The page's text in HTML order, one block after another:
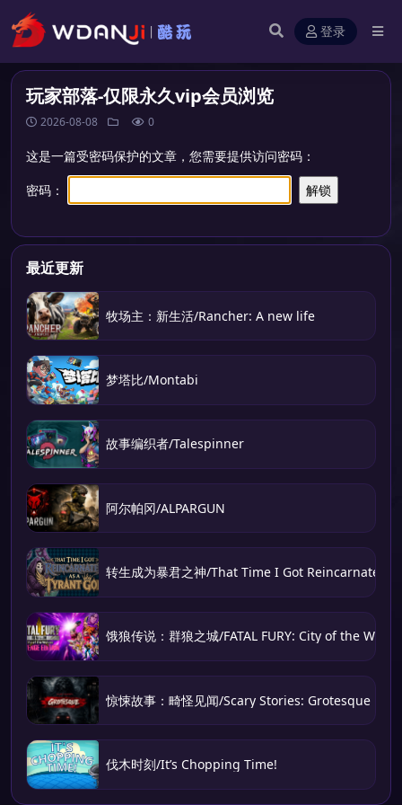
登录
玩家部落-仅限永久vip会员浏览
2026-08-08 0
这是一篇受密码保护的文章，您需要提供访问密码：
密码：
最近更新
牧场主：新生活/Rancher: A new life
梦塔比/Montabi
故事编织者/Talespinner
阿尔帕冈/ALPARGUN
转生成为暴君之神/That Time I Got Reincarnated
饿狼传说：群狼之城/FATAL FURY: City of the
惊悚故事：畸怪见闻/Scary Stories: Grotesque
伐木时刻/It’s Chopping Time!